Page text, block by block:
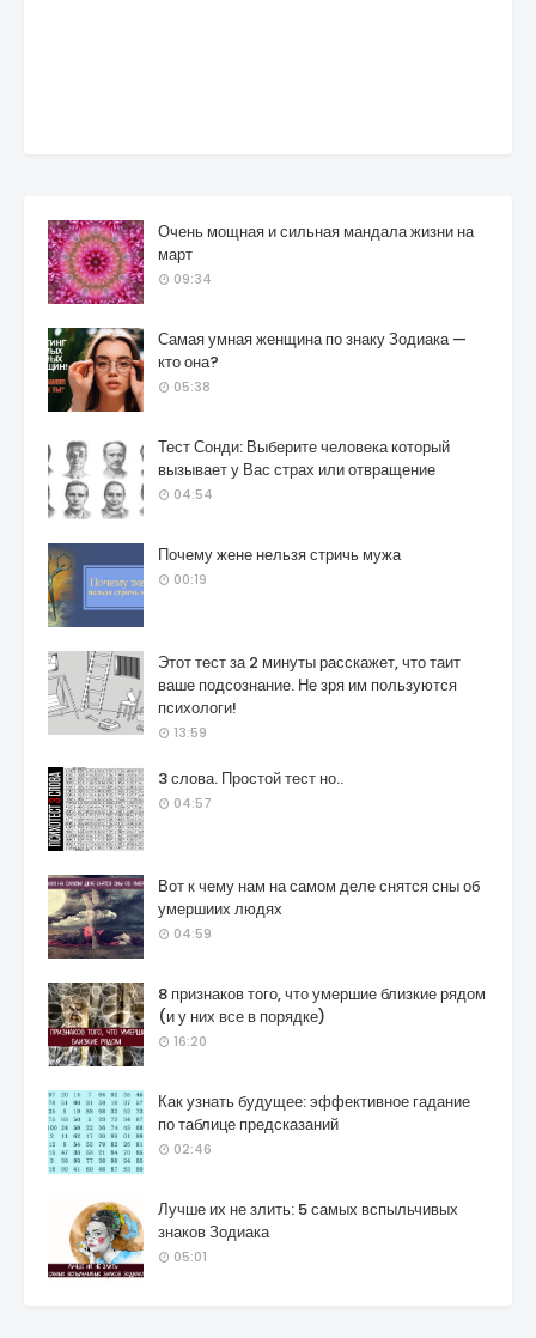
Очень мощная и сильная мандала жизни на
март
09:34
Самая умная женщина по знаку Зодиака —
кто она?
05:38
Тест Сонди: Выберите человека который
вызывает у Вас страх или отвращение
04:54
Почему жене нельзя стричь мужа
00:19
Этот тест за 2 минуты расскажет, что таит
ваше подсознание. Не зря им пользуются
психологи!
13:59
3 слова. Простой тест но..
04:57
Вот к чему нам на самом деле снятся сны об
умершиих людях
04:59
8 признаков того, что умершие близкие рядом
(и у них все в порядке)
16:20
Как узнать будущее: эффективное гадание
по таблице предсказаний
02:46
Лучше их не злить: 5 самых вспыльчивых
знаков Зодиака
05:01